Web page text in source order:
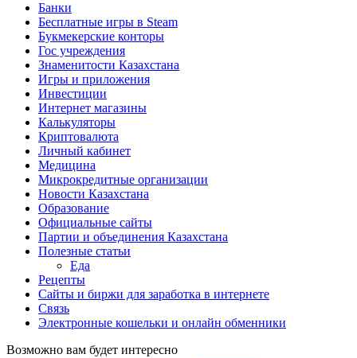
Банки
Бесплатные игры в Steam
Букмекерские конторы
Гос учреждения
Знаменитости Казахстана
Игры и приложения
Инвестиции
Интернет магазины
Калькуляторы
Криптовалюта
Личный кабинет
Медицина
Микрокредитные организации
Новости Казахстана
Образование
Официальные сайты
Партии и объединения Казахстана
Полезные статьи
Еда
Рецепты
Сайты и биржи для заработка в интернете
Связь
Электронные кошельки и онлайн обменники
Возможно вам будет интересно